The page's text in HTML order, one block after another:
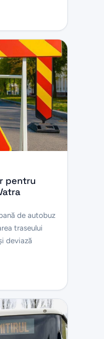
pentru
de autobuz
traseului
deviază